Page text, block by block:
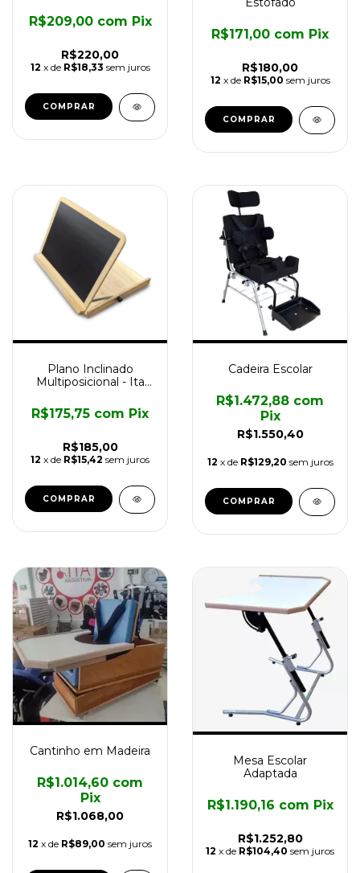
R$220,00
R$209,00 com Pix
12 x de R$18,33 sem juros
COMPRAR
R$180,00
R$171,00 com Pix
12 x de R$15,00 sem juros
COMPRAR
Plano Inclinado
Multiposicional - Ita
R$185,00
R$175,75 com Pix
12 x de R$15,42 sem juros
Cadeira Escolar
R$1.550,40
R$1.472,88 com
Pix
12 x de R$129,20 sem juros
COMPRAR
Cantinho em Madeira
R$1.068,00
R$1.014,60 com
Pix
12 x de R$89,00 sem juros
Mesa Escolar
Adaptada
R$1.252,80
R$1.190,16 com Pix
12 x de R$104,40 sem juros